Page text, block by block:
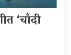
‘चाँदी